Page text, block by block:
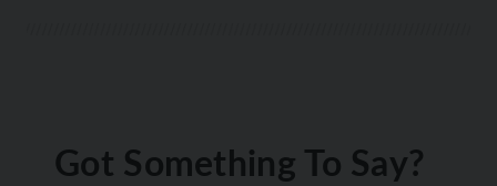
Got Something To Say?